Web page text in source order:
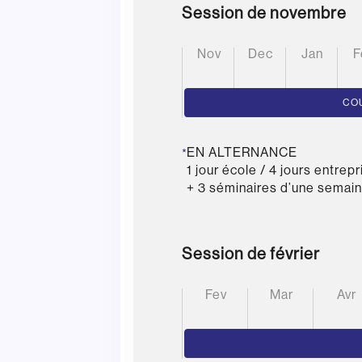
Session de novembre
nov dec jan
*EN ALTERNANCE
1 jour école / 4 jours
+ 3 séminaires d’une
Session de février
fev mar avr